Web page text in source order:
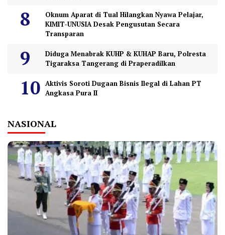
Oknum Aparat di Tual Hilangkan Nyawa Pelajar,
KIMIT-UNUSIA Desak Pengusutan Secara
Transparan
Diduga Menabrak KUHP & KUHAP Baru, Polresta
Tigaraksa Tangerang di Praperadilkan
Aktivis Soroti Dugaan Bisnis Ilegal di Lahan PT
Angkasa Pura II
NASIONAL